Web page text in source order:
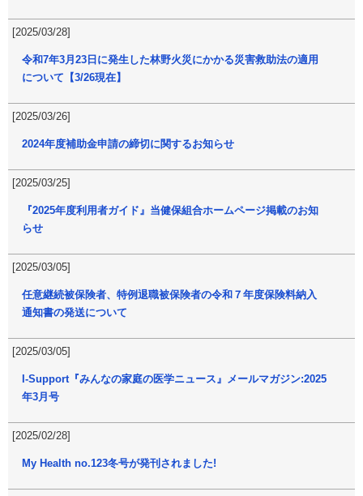
[2025/03/28]
令和7年3月23日に発生した林野火災にかかる災害救助法の適用
について【3/26現在】
[2025/03/26]
2024年度補助金申請の締切に関するお知らせ
[2025/03/25]
『2025年度利用者ガイド』当健保組合ホームページ掲載のお知
らせ
[2025/03/05]
任意継続被保険者、特例退職被保険者の令和７年度保険料納入
通知書の発送について
[2025/03/05]
I-Support『みんなの家庭の医学ニュース』メールマガジン:2025
年3月号
[2025/02/28]
My Health no.123冬号が発刊されました!